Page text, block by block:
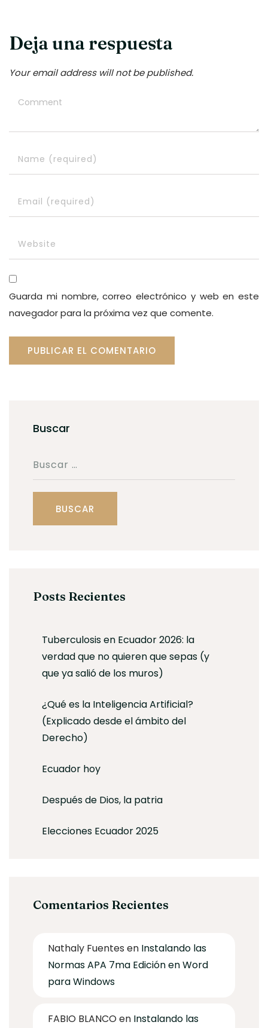
Deja una respuesta
Your email address will not be published.
Guarda mi nombre, correo electrónico y web en este
navegador para la próxima vez que comente.
Buscar
Buscar:
Posts Recientes
Tuberculosis en Ecuador 2026: la
verdad que no quieren que sepas (y
que ya salió de los muros)
¿Qué es la Inteligencia Artificial?
(Explicado desde el ámbito del
Derecho)
Ecuador hoy
Después de Dios, la patria
Elecciones Ecuador 2025
Comentarios Recientes
Nathaly Fuentes en Instalando las
Normas APA 7ma Edición en Word
para Windows
FABIO BLANCOen Instalando las